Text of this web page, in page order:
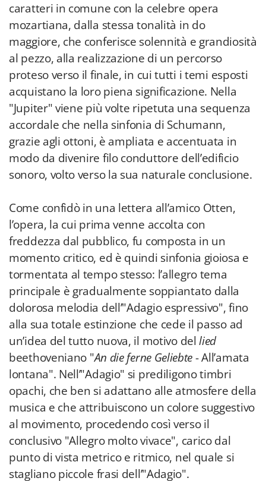
caratteri in comune con la celebre opera
mozartiana, dalla stessa tonalità in do
maggiore, che conferisce solennità e grandiosità
al pezzo, alla realizzazione di un percorso
proteso verso il finale, in cui tutti i temi esposti
acquistano la loro piena significazione. Nella
"Jupiter" viene più volte ripetuta una sequenza
accordale che nella sinfonia di Schumann,
grazie agli ottoni, è ampliata e accentuata in
modo da divenire filo conduttore dell’edificio
sonoro, volto verso la sua naturale conclusione.
Come confidò in una lettera all’amico Otten,
l’opera, la cui prima venne accolta con
freddezza dal pubblico, fu composta in un
momento critico, ed è quindi sinfonia gioiosa e
tormentata al tempo stesso: l’allegro tema
principale è gradualmente soppiantato dalla
dolorosa melodia dell’"Adagio espressivo", fino
alla sua totale estinzione che cede il passo ad
un’idea del tutto nuova, il motivo dellied
beethoveniano "An die ferne Geliebte- All’amata
lontana". Nell’"Adagio" si prediligono timbri
opachi, che ben si adattano alle atmosfere della
musica e che attribuiscono un colore suggestivo
al movimento, procedendo così verso il
conclusivo "Allegro molto vivace", carico dal
punto di vista metrico e ritmico, nel quale si
stagliano piccole frasi dell’"Adagio".